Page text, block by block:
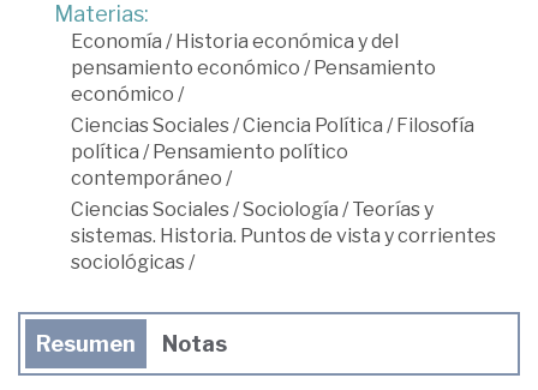
Materias:
Economía / Historia económica y del
pensamiento económico / Pensamiento
económico /
Ciencias Sociales/Ciencia Política / Filosofía
política / Pensamiento político
contemporáneo /
Ciencias Sociales/Sociología /Teorías y
sistemas. Historia. Puntos de vista y corrientes
sociológicas/
Resumen Notas